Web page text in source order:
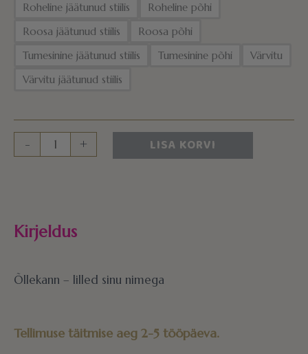
Roheline jäätunud stiilis
Roheline põhi
Roosa jäätunud stiilis
Roosa põhi
Tumesinine jäätunud stiilis
Tumesinine põhi
Värvitu
Värvitu jäätunud stiilis
- + LISA KORVI
Kirjeldus
Õllekann – lilled sinu nimega
Tellimuse täitmise aeg 2-5 tööpäeva.